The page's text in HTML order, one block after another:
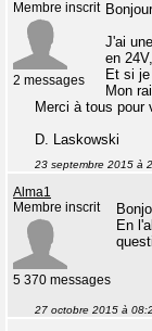
Membre inscrit
2 messages
J'ai
en
Et si
Mon
Merci à tous pour
D. Laskowski
23 septembre 2015 à
Alma1
Membre inscrit
5 370 messages
En
27 octobre 2015 à